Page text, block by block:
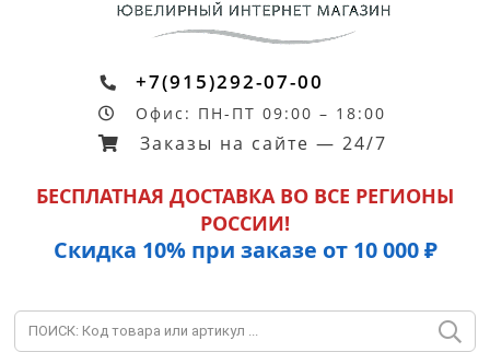
+7(915)292-07-00
Офис: ПН-ПТ 09:00 – 18:00
Заказы на сайте — 24/7
БЕСПЛАТНАЯ ДОСТАВКА ВО ВСЕ РЕГИОНЫ
РОССИИ!
Скидка 10% при заказе от 10 000 ₽